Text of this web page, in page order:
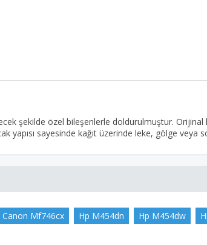
şekilde özel bileşenlerle doldurulmuştur.
sayesinde kağıt üzerinde leke, gölge veya
Canon Mf746cx Hp M454dn Hp M454dw